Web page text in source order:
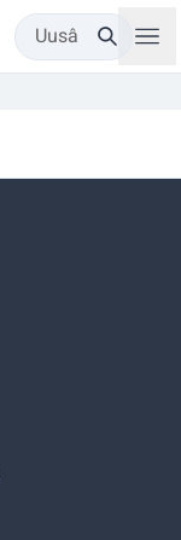
Uusâ